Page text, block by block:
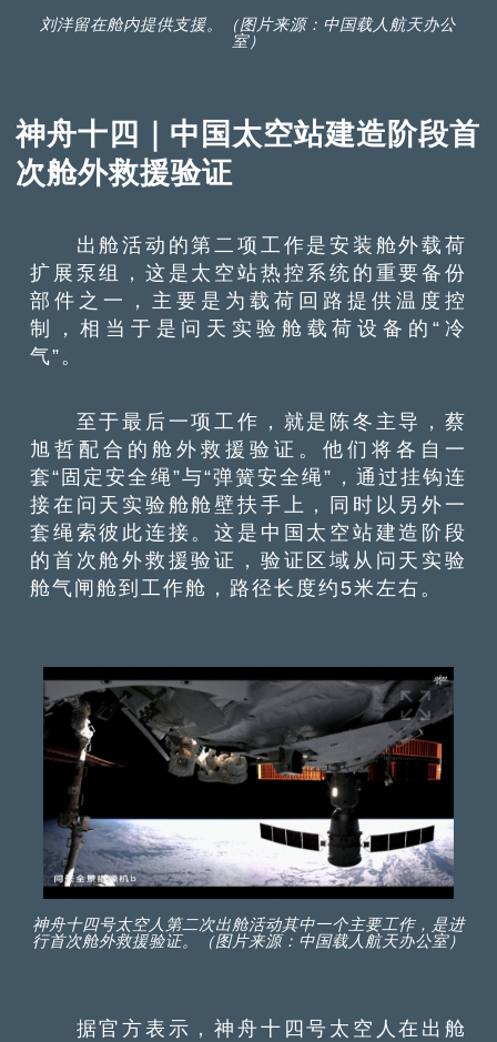
刘洋留在舱内提供支援。（图片来源：中国载人航天办公
室）
神舟十四｜中国太空站建造阶段首
次舱外救援验证
出舱活动的第二项工作是安装舱外载荷
扩展泵组，这是太空站热控系统的重要备份
部件之一，主要是为载荷回路提供温度控
制，相当于是问天实验舱载荷设备的“冷
气”。
至于最后一项工作，就是陈冬主导，蔡
旭哲配合的舱外救援验证。他们将各自一
套“固定安全绳”与“弹簧安全绳”，通过挂钩连
接在问天实验舱舱壁扶手上，同时以另外一
套绳索彼此连接。这是中国太空站建造阶段
的首次舱外救援验证，验证区域从问天实验
舱气闸舱到工作舱，路径长度约5米左右。
神舟十四号太空人第二次出舱活动其中一个主要工作，是进
行首次舱外救援验证。（图片来源：中国载人航天办公室）
据官方表示，神舟十四号太空人在出舱